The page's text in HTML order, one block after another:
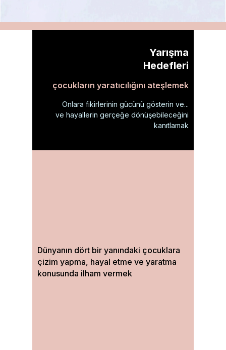
Dünyanın dört bir yanındaki çocuklara
çizim yapma, hayal etme ve yaratma
konusunda ilham vermek
Onlara fikirlerinin gücünü gösterin ve...
ve hayallerin gerçeğe dönüşebileceğini
kanıtlamak
çocukların yaratıcılığını ateşlemek
Yarışma
Hedefleri